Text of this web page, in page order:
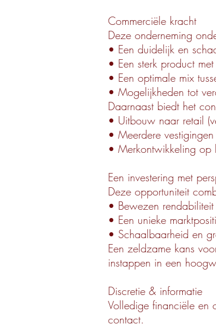
Commerciële kracht
Deze onderneming
• Een duidelijk en
• Een sterk product
• Een optimale mix
• Mogelijkheden tot
Daarnaast biedt het
• Uitbouw naar retail
• Meerdere
• Merkontwikkeling op
Een investering met
Deze opportuniteit
• Bewezen rendabiliteit
• Een unieke
• Schaalbaarheid en
Een zeldzame kans
instappen in een
Discretie & informatie
Volledige financiële en
contact.